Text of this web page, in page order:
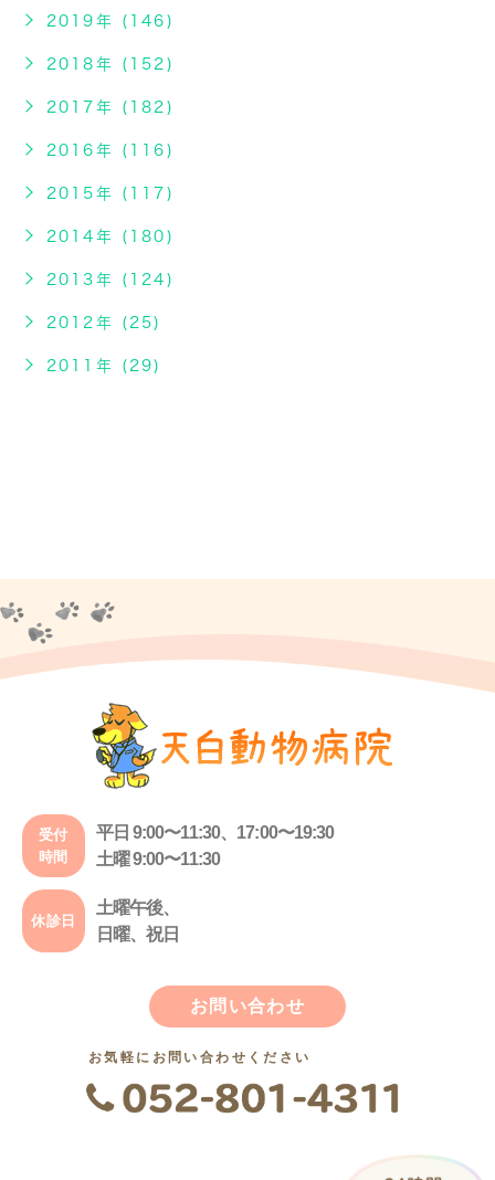
2019年 (146)
2018年 (152)
2017年 (182)
2016年 (116)
2015年 (117)
2014年 (180)
2013年 (124)
2012年 (25)
2011年 (29)
受付
時間
平日 9:00〜11:30、17:00〜19:30
土曜 9:00〜11:30
休診日
土曜午後、
日曜、祝日
お問い合わせ
お気軽にお問い合わせください